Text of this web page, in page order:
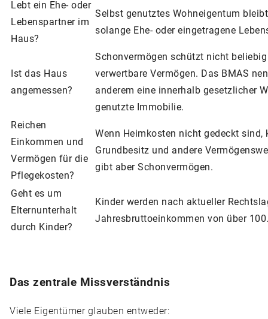
Lebt ein Ehe- oder
Lebenspartner im
Haus?
Selbst genutztes Wohneigentum
solange Ehe- oder eingetragene
Ist das Haus
angemessen?
Schonvermögen schützt nicht
verwertbare Vermögen. Das BMAS
anderem eine innerhalb gesetzlicher
genutzte Immobilie.
Reichen
Einkommen und
Vermögen für die
Pflegekosten?
Wenn Heimkosten nicht gedeckt sind,
Grundbesitz und andere
gibt aber Schonvermögen.
Geht es um
Elternunterhalt
durch Kinder?
Kinder werden nach aktueller
Jahresbruttoeinkommen von über
Das zentrale Missverständnis
Viele Eigentümer glauben entweder: